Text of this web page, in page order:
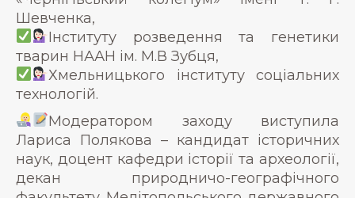
Шевченка,
Інституту розведення та генетики
тварин НААН ім. М.В Зубця,
Хмельницького інституту соціальних
технологій.
Модератором заходу виступила
Лариса Полякова – кандидат історичних
наук, доцент кафедри історії та археології,
декан природничо-географічного